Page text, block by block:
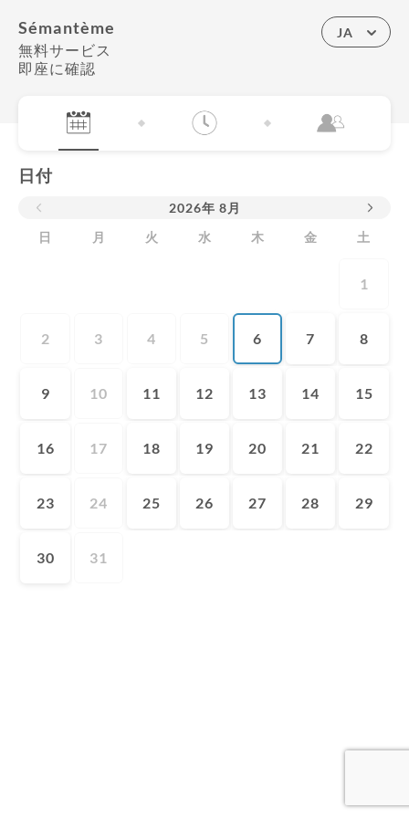
Sémantème
無料サービス
即座に確認
JA
日付
2026年 8月
日
月 火 水 木 金 土
1
2 3 4 5 6 7 8
9 10 11 12 13 14 15
16 17 18 19 20 21 22
23 24 25 26 27 28 29
30 31